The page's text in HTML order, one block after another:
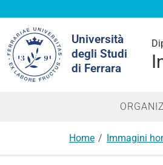
Università
degli Studi
di Ferrara
nel
sito
Home Immagini